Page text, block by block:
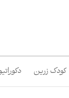
کودک زرین